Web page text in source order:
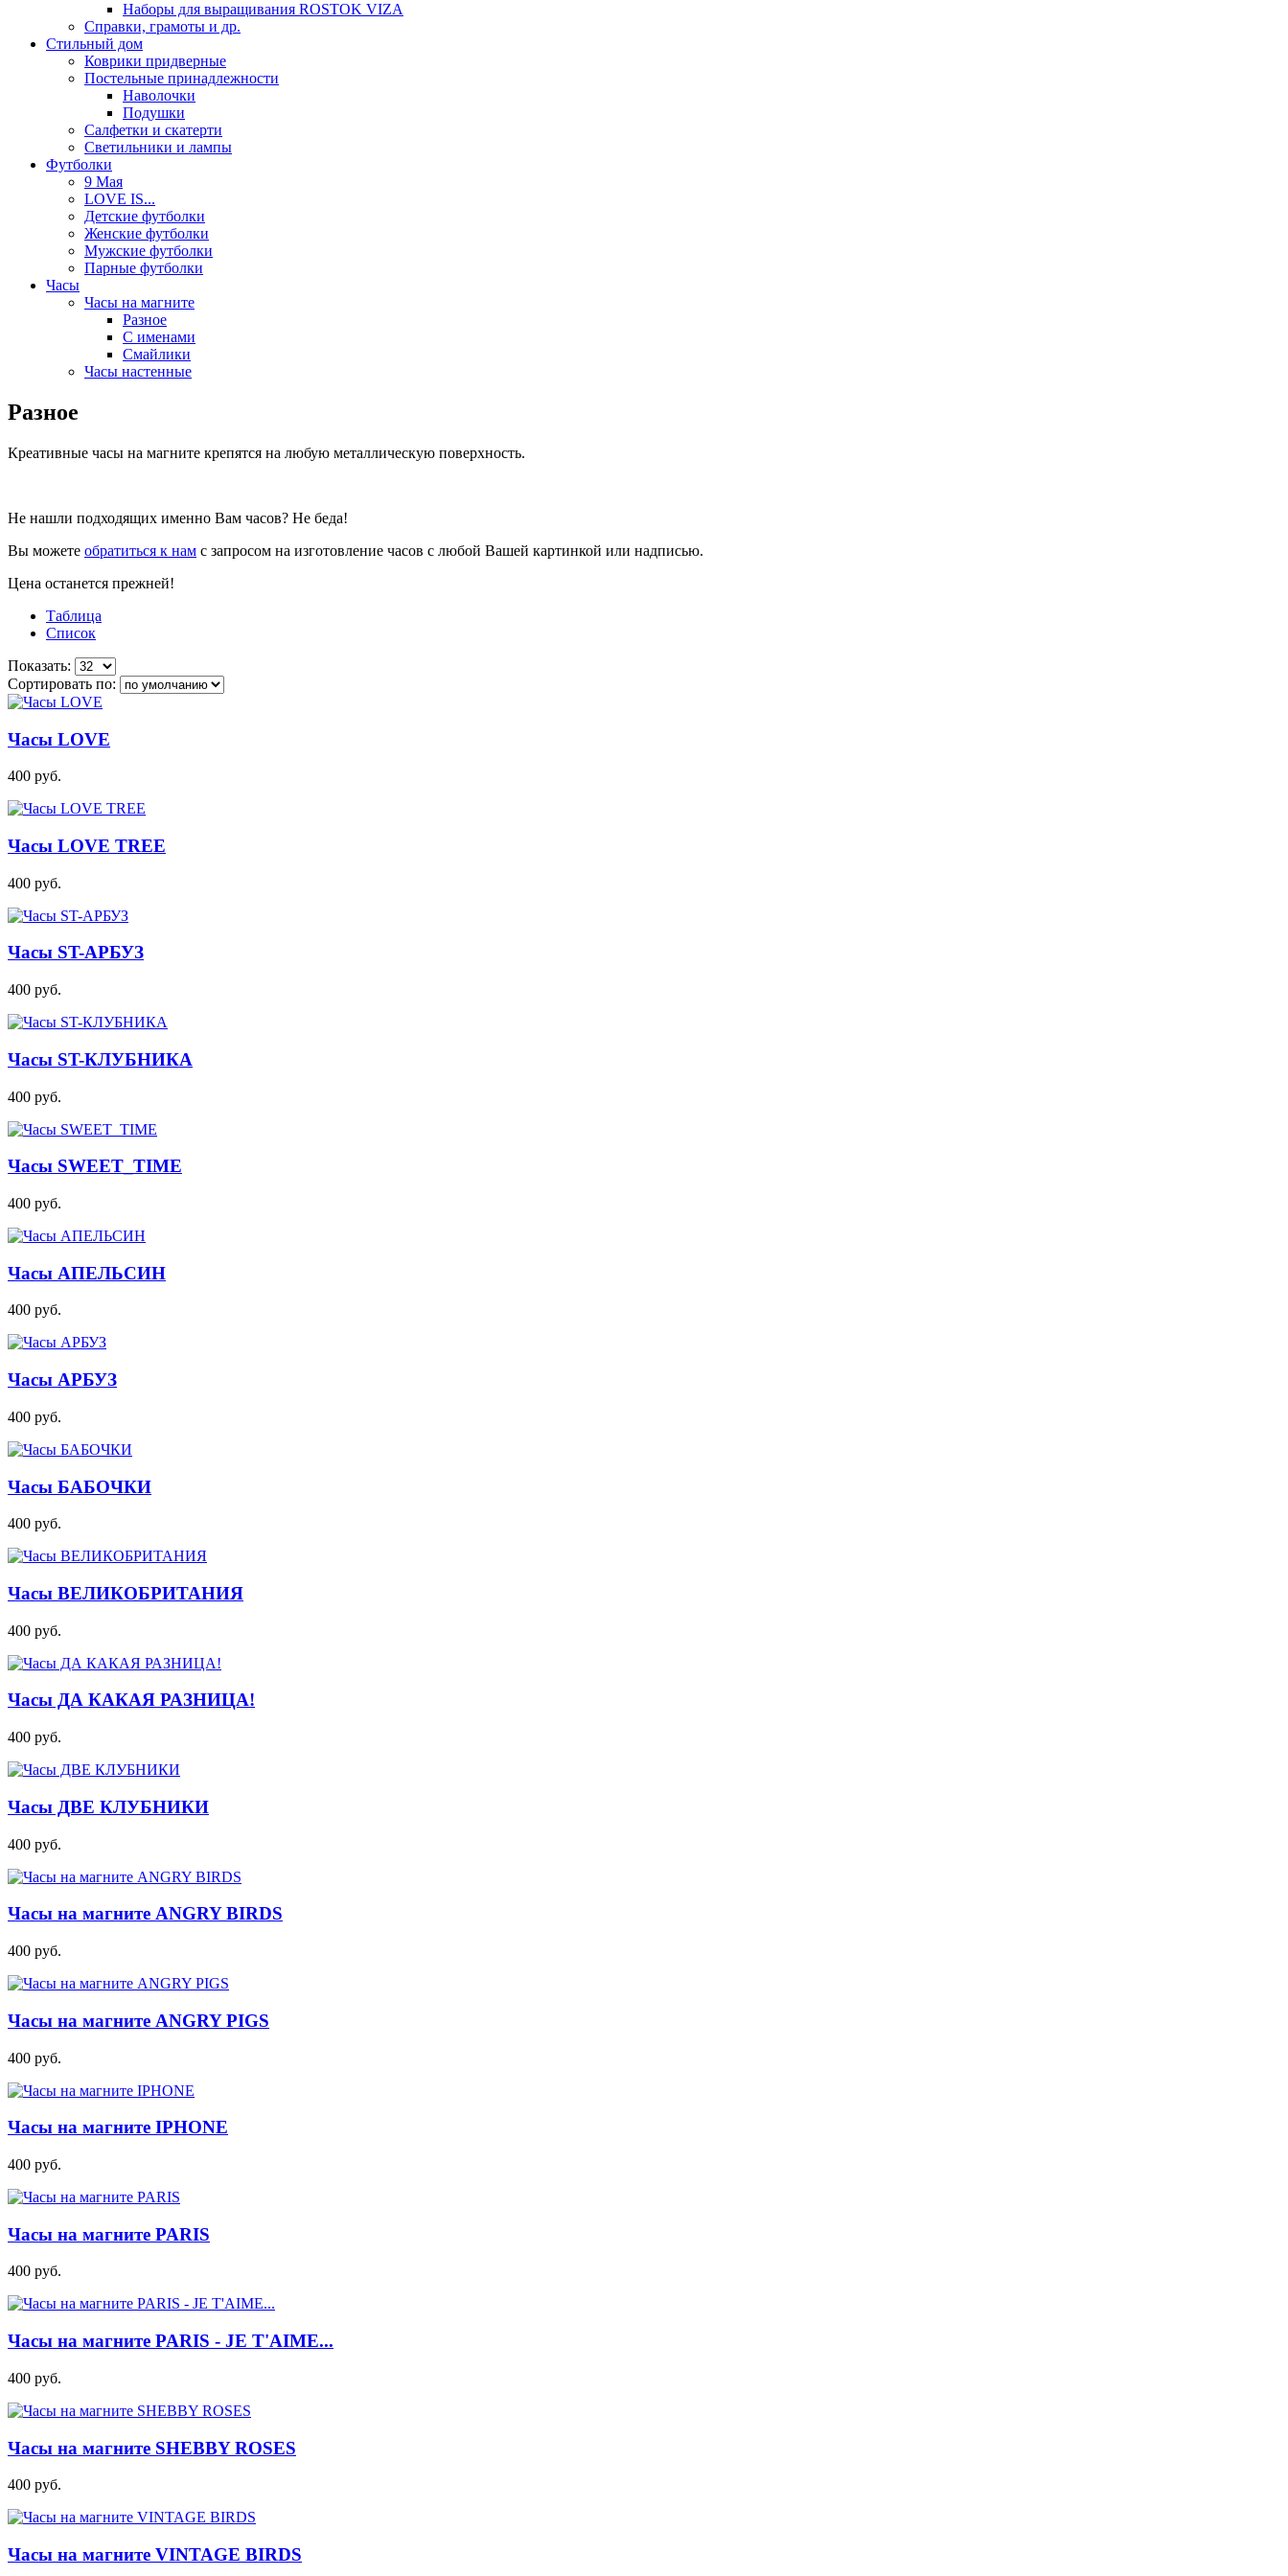
Наборы для выращивания ROSTOK VIZA
Справки, грамоты и др.
Стильный дом
Коврики придверные
Постельные принадлежности
Наволочки
Подушки
Салфетки и скатерти
Светильники и лампы
Футболки
9 Мая
LOVE IS...
Детские футболки
Женские футболки
Мужские футболки
Парные футболки
Часы
Часы на магните
Разное
С именами
Смайлики
Часы настенные
Разное
Креативные часы на магните крепятся на любую металлическую поверхность.
Не нашли подходящих именно Вам часов? Не беда!
Вы можете обратиться к нам с запросом на изготовление часов с любой Вашей картинкой или надписью.
Цена останется прежней!
Таблица
Список
Показать:
Сортировать по:
Часы LOVE
400 руб.
Часы LOVE TREE
400 руб.
Часы ST-АРБУЗ
400 руб.
Часы ST-КЛУБНИКА
400 руб.
Часы SWEET_TIME
400 руб.
Часы АПЕЛЬСИН
400 руб.
Часы АРБУЗ
400 руб.
Часы БАБОЧКИ
400 руб.
Часы ВЕЛИКОБРИТАНИЯ
400 руб.
Часы ДА КАКАЯ РАЗНИЦА!
400 руб.
Часы ДВЕ КЛУБНИКИ
400 руб.
Часы на магните ANGRY BIRDS
400 руб.
Часы на магните ANGRY PIGS
400 руб.
Часы на магните IPHONE
400 руб.
Часы на магните PARIS
400 руб.
Часы на магните PARIS - JE T'AIME...
400 руб.
Часы на магните SHEBBY ROSES
400 руб.
Часы на магните VINTAGE BIRDS